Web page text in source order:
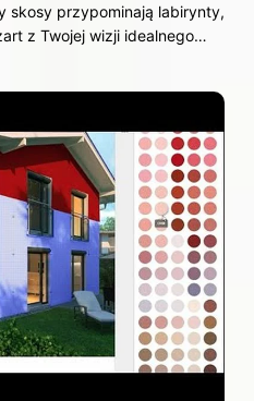
skosy przypominają labirynty,
z Twojej wizji idealnego…